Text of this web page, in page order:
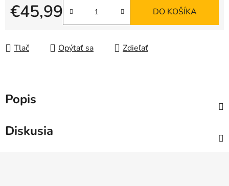
€45,99
Jednotková cena:
DO KOŠÍKA
Tlač Opýtať sa Zdieľať
Popis
Diskusia